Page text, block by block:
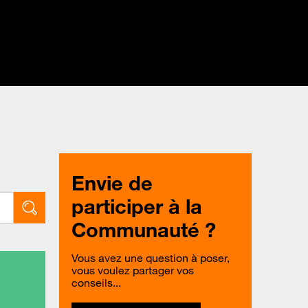
Envie de
participer à la
Communauté ?
Vous avez une question à poser,
vous voulez partager vos
conseils...